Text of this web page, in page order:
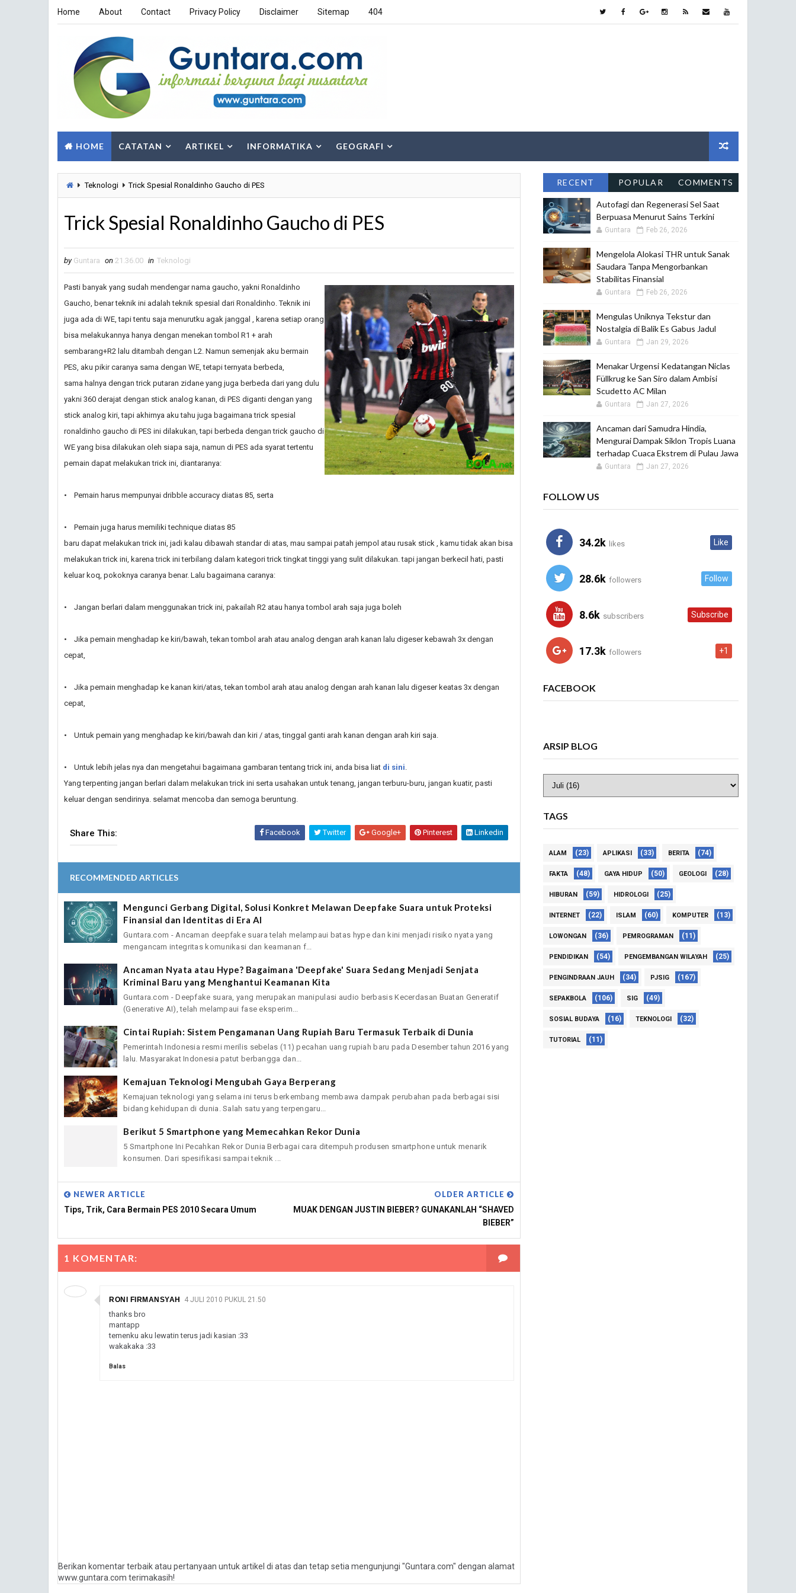
Home About Contact Privacy Policy Disclaimer Sitemap 404
HOME CATATAN ARTIKEL INFORMATIKA GEOGRAFI
Teknologi Trick Spesial Ronaldinho Gaucho di PES
Trick Spesial Ronaldinho Gaucho di PES
by Guntara on 21.36.00 in Teknologi
Pasti banyak yang sudah mendengar nama gaucho, yakni Ronaldinho
Gaucho, benar teknik ini adalah teknik spesial dari Ronaldinho. Teknik ini
juga ada di WE, tapi tentu saja menurutku agak janggal , karena setiap orang
bisa melakukannya hanya dengan menekan tombol R1 + arah
sembarang+R2 lalu ditambah dengan L2. Namun semenjak aku bermain
PES, aku pikir caranya sama dengan WE, tetapi ternyata berbeda,
sama halnya dengan trick putaran zidane yang juga berbeda dari yang dulu
yakni 360 derajat dengan stick analog kanan, di PES diganti dengan yang
stick analog kiri, tapi akhirnya aku tahu juga bagaimana trick spesial
ronaldinho gaucho di PES ini dilakukan, tapi berbeda dengan trick gaucho di
WE yang bisa dilakukan oleh siapa saja, namun di PES ada syarat tertentu
pemain dapat melakukan trick ini, diantaranya:
• Pemain harus mempunyai dribble accuracy diatas 85, serta
• Pemain juga harus memiliki technique diatas 85
baru dapat melakukan trick ini, jadi kalau dibawah standar di atas, mau sampai patah jempol atau rusak stick , kamu tidak akan bisa
melakukan trick ini, karena trick ini terbilang dalam kategori trick tingkat tinggi yang sulit dilakukan. tapi jangan berkecil hati, pasti
keluar koq, pokoknya caranya benar. Lalu bagaimana caranya:
• Jangan berlari dalam menggunakan trick ini, pakailah R2 atau hanya tombol arah saja juga boleh
• Jika pemain menghadap ke kiri/bawah, tekan tombol arah atau analog dengan arah kanan lalu digeser kebawah 3x dengan
cepat,
• Jika pemain menghadap ke kanan kiri/atas, tekan tombol arah atau analog dengan arah kanan lalu digeser keatas 3x dengan
cepat,
• Untuk pemain yang menghadap ke kiri/bawah dan kiri / atas, tinggal ganti arah kanan dengan arah kiri saja.
• Untuk lebih jelas nya dan mengetahui bagaimana gambaran tentang trick ini, anda bisa liat di sini.
Yang terpenting jangan berlari dalam melakukan trick ini serta usahakan untuk tenang, jangan terburu-buru, jangan kuatir, pasti
keluar dengan sendirinya. selamat mencoba dan semoga beruntung.
Share This: Facebook Twitter Google+ Pinterest Linkedin
RECOMMENDED ARTICLES
Mengunci Gerbang Digital, Solusi Konkret Melawan Deepfake Suara untuk Proteksi
Finansial dan Identitas di Era AI
Guntara.com - Ancaman deepfake suara telah melampaui batas hype dan kini menjadi risiko nyata yang
mengancam integritas komunikasi dan keamanan f...
Ancaman Nyata atau Hype? Bagaimana 'Deepfake' Suara Sedang Menjadi Senjata
Kriminal Baru yang Menghantui Keamanan Kita
Guntara.com - Deepfake suara, yang merupakan manipulasi audio berbasis Kecerdasan Buatan Generatif
(Generative AI), telah melampaui fase eksperim...
Cintai Rupiah: Sistem Pengamanan Uang Rupiah Baru Termasuk Terbaik di Dunia
Pemerintah Indonesia resmi merilis sebelas (11) pecahan uang rupiah baru pada Desember tahun 2016 yang
lalu. Masyarakat Indonesia patut berbangga dan...
Kemajuan Teknologi Mengubah Gaya Berperang
Kemajuan teknologi yang selama ini terus berkembang membawa dampak perubahan pada berbagai sisi
bidang kehidupan di dunia. Salah satu yang terpengaru...
Berikut 5 Smartphone yang Memecahkan Rekor Dunia
5 Smartphone Ini Pecahkan Rekor Dunia Berbagai cara ditempuh produsen smartphone untuk menarik
konsumen. Dari spesifikasi sampai teknik ...
NEWER ARTICLE
Tips, Trik, Cara Bermain PES 2010 Secara Umum
OLDER ARTICLE
MUAK DENGAN JUSTIN BIEBER? GUNAKANLAH “SHAVED
BIEBER”
1 KOMENTAR:
RONI FIRMANSYAH 4 JULI 2010 PUKUL 21.50
thanks bro
mantapp
temenku aku lewatin terus jadi kasian :33
wakakaka :33
Balas
Berikan komentar terbaik atau pertanyaan untuk artikel di atas dan tetap setia mengunjungi "Guntara.com" dengan alamat
www.guntara.com terimakasih!
RECENT POPULAR COMMENTS
Autofagi dan Regenerasi Sel Saat
Berpuasa Menurut Sains Terkini
Guntara Feb 26, 2026
Mengelola Alokasi THR untuk Sanak
Saudara Tanpa Mengorbankan
Stabilitas Finansial
Guntara Feb 26, 2026
Mengulas Uniknya Tekstur dan
Nostalgia di Balik Es Gabus Jadul
Guntara Jan 29, 2026
Menakar Urgensi Kedatangan Niclas
Füllkrug ke San Siro dalam Ambisi
Scudetto AC Milan
Guntara Jan 27, 2026
Ancaman dari Samudra Hindia,
Mengurai Dampak Siklon Tropis Luana
terhadap Cuaca Ekstrem di Pulau Jawa
Guntara Jan 27, 2026
FOLLOW US
34.2k likes Like
28.6k followers Follow
8.6k subscribers Subscribe
17.3k followers +1
FACEBOOK
ARSIP BLOG
TAGS
ALAM (23) APLIKASI (33) BERITA (74)
FAKTA (48) GAYA HIDUP (50) GEOLOGI (28)
HIBURAN (59) HIDROLOGI (25)
INTERNET (22) ISLAM (60) KOMPUTER (13)
LOWONGAN (36) PEMROGRAMAN (11)
PENDIDIKAN (54) PENGEMBANGAN WILAYAH (25)
PENGINDRAAN JAUH (34) PJSIG (167)
SEPAKBOLA (106) SIG (49)
SOSIAL BUDAYA (16) TEKNOLOGI (32)
TUTORIAL (11)